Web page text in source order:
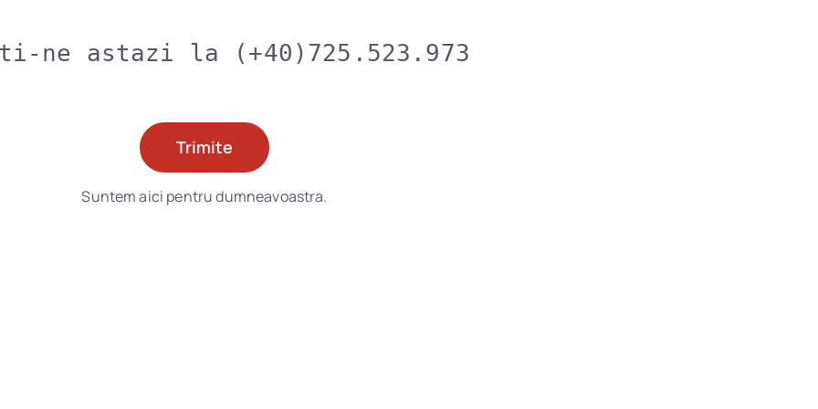
ne astazi la (+40)725.523.973
Trimite
Suntem aici pentru dumneavoastra.